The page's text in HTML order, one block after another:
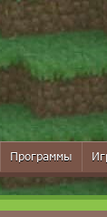
Программы